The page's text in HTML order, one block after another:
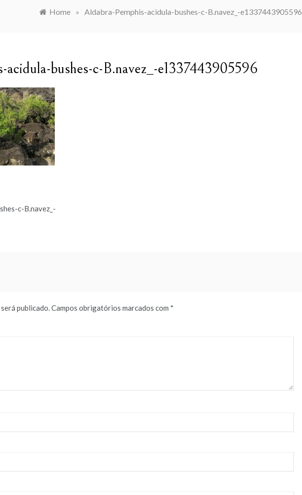
Home » Aldabra-Pemphis-acidula-bushes-c-B.navez_-e1337443905596
acidula-bushes-c-B.navez_-e1337443905596
c-B.navez_-
publicado.Campos obrigatórios marcados com *